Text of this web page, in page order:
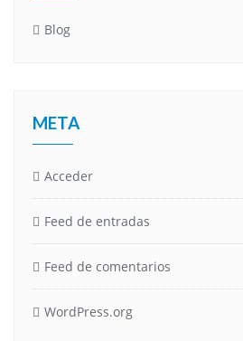
Blog
META
Acceder
Feed de entradas
Feed de comentarios
WordPress.org